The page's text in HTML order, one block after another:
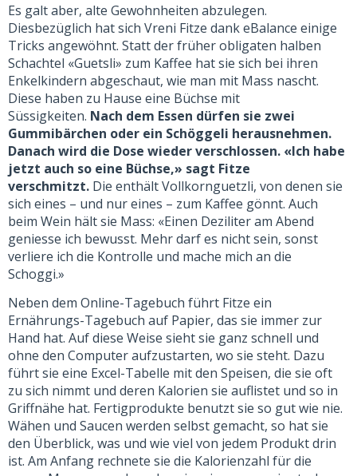
Es galt aber, alte Gewohnheiten abzulegen.
Diesbezüglich hat sich Vreni Fitze dank eBalance einige
Tricks angewöhnt. Statt der früher obligaten halben
Schachtel «Guetsli» zum Kaffee hat sie sich bei ihren
Enkelkindern abgeschaut, wie man mit Mass nascht.
Diese haben zu Hause eine Büchse mit
Süssigkeiten. Nach dem Essen dürfen sie zwei
Gummibärchen oder ein Schöggeli herausnehmen.
Danach wird die Dose wieder verschlossen. «Ich habe
jetzt auch so eine Büchse,» sagt Fitze
verschmitzt. Die enthält Vollkornguetzli, von denen sie
sich eines – und nur eines – zum Kaffee gönnt. Auch
beim Wein hält sie Mass: «Einen Deziliter am Abend
geniesse ich bewusst. Mehr darf es nicht sein, sonst
verliere ich die Kontrolle und mache mich an die
Schoggi.»
Neben dem Online-Tagebuch führt Fitze ein
Ernährungs-Tagebuch auf Papier, das sie immer zur
Hand hat. Auf diese Weise sieht sie ganz schnell und
ohne den Computer aufzustarten, wo sie steht. Dazu
führt sie eine Excel-Tabelle mit den Speisen, die sie oft
zu sich nimmt und deren Kalorien sie auflistet und so in
Griffnähe hat. Fertigprodukte benutzt sie so gut wie nie.
Wähen und Saucen werden selbst gemacht, so hat sie
den Überblick, was und wie viel von jedem Produkt drin
ist. Am Anfang rechnete sie die Kalorienzahl für die